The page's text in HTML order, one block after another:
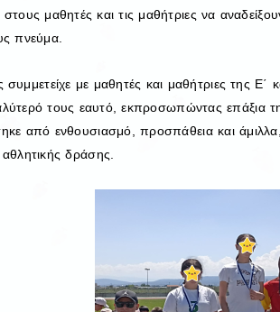
μαθητές και τις μαθήτριες να
πνεύμα.
με μαθητές και μαθήτριες της Ε΄
τους εαυτό, εκπροσωπώντας επάξια
από ενθουσιασμό, προσπάθεια και
δράσης.